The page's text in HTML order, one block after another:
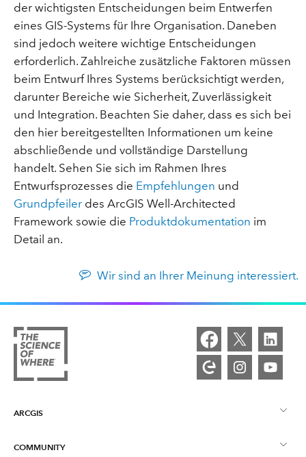
der wichtigsten Entscheidungen beim Entwerfen
eines GIS-Systems für Ihre Organisation. Daneben
sind jedoch weitere wichtige Entscheidungen
erforderlich. Zahlreiche zusätzliche Faktoren müssen
beim Entwurf Ihres Systems berücksichtigt werden,
darunter Bereiche wie Sicherheit, Zuverlässigkeit
und Integration. Beachten Sie daher, dass es sich bei
den hier bereitgestellten Informationen um keine
abschließende und vollständige Darstellung
handelt. Sehen Sie sich im Rahmen Ihres
Entwurfsprozesses die Empfehlungen und
Grundpfeilerdes ArcGIS Well-Architected
Framework sowie die Produktdokumentation im
Detail an.
Wir sind an Ihrer Meinung interessiert.
ARCGIS
ArcGIS – Überblick
COMMUNITY